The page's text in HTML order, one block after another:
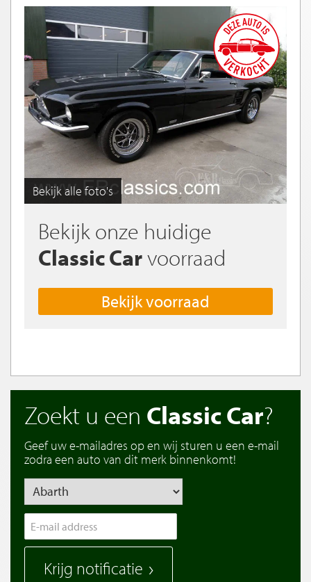
Bekijk alle foto's
Bekijk onze huidige
Classic Carvoorraad
Bekijk voorraad
Zoekt u een Classic Car?
Geef uw e-mailadres op en wij sturen u een e-mail
zodra een auto van dit merk binnenkomt!
Krijg notificatie